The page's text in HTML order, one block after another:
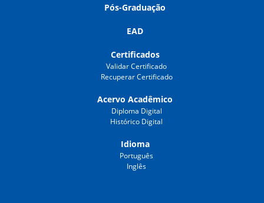
Pós-Graduação
EAD
Certificados
Validar Certificado
Recuperar Certificado
Acervo Acadêmico
Diploma Digital
Histórico Digital
Idioma
Português
Inglês